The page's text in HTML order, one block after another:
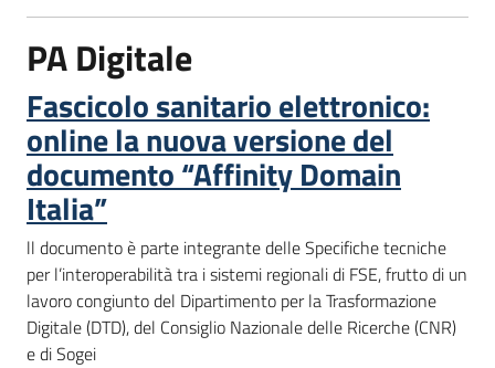
PA Digitale
Fascicolo sanitario elettronico:
online la nuova versione del
documento “Affinity Domain
Italia”
ll documento è parte integrante delle Specifiche tecniche
per l’interoperabilità tra i sistemi regionali di FSE, frutto di un
lavoro congiunto del Dipartimento per la Trasformazione
Digitale (DTD), del Consiglio Nazionale delle Ricerche (CNR)
e di Sogei